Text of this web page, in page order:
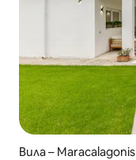
Вила – Maracalagonis